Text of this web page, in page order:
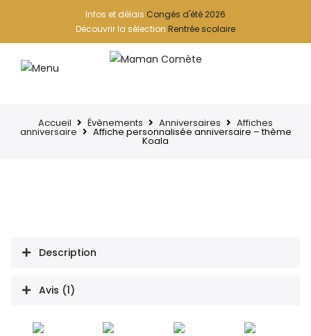
Infos et délais Congés d'été 2026
Découvrir la sélection Rentrée scolaire
Accueil Évènements Anniversaires Affiches
anniversaire Affiche personnalisée anniversaire – thème
Koala
Description
Avis (1)